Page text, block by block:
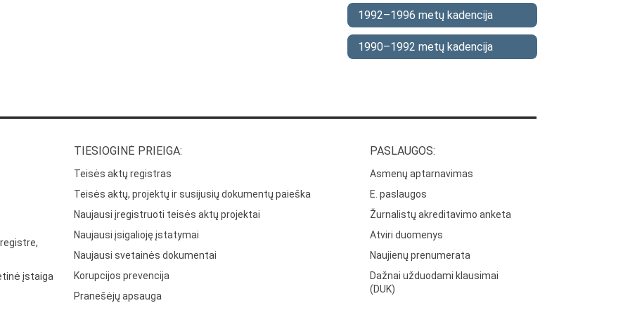
1992–1996 metų kadencija
1990–1992 metų kadencija
įstaiga
TIESIOGINĖ PRIEIGA:
Teisės aktų registras
Teisės aktų, projektų ir susijusių dokumentų paieška
Naujausi įregistruoti teisės aktų projektai
Naujausi įsigalioję įstatymai
Naujausi svetainės dokumentai
Korupcijos prevencija
Pranešėjų apsauga
PASLAUGOS:
Asmenų aptarnavimas
E. paslaugos
Žurnalistų akreditavimo anketa
Atviri duomenys
Naujienų prenumerata
Dažnai užduodami klausimai
(DUK)